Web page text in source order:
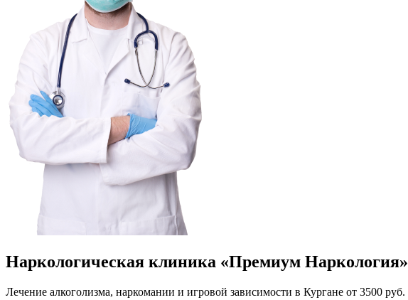
Наркологическая клиника «Премиум Наркология»
Лечение алкоголизма, наркомании и игровой зависимости в Кургане от 3500 руб.